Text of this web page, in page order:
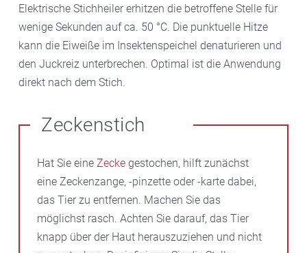
Elektrische Stichheiler erhitzen die betroffene Stelle für
wenige Sekunden auf ca. 50 °C. Die punktuelle Hitze
kann die Eiweiße im Insektenspeichel denaturieren und
den Juckreiz unterbrechen. Optimal ist die Anwendung
direkt nach dem Stich.
Zeckenstich
Hat Sie eine Zecke gestochen, hilft zunächst
eine Zeckenzange, -pinzette oder -karte dabei,
das Tier zu entfernen. Machen Sie das
möglichst rasch. Achten Sie darauf, das Tier
knapp über der Haut herauszuziehen und nicht